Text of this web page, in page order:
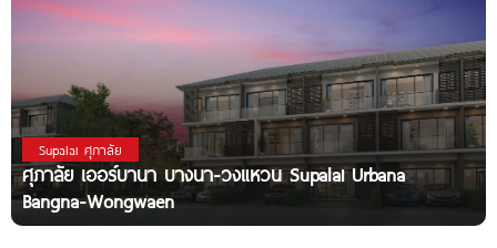
Supalai ศุภาลัย
ศุภาลัย เออร์บานา บางนา-วงแหวน Supalai Urbana
Bangna-Wongwaen